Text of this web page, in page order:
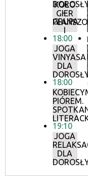
–
GRUPA
I
KOŁO
GIER
18:00
JOGA
VINYASA
DLA
18:00
PIÓREM.
19:10
JOGA
DLA